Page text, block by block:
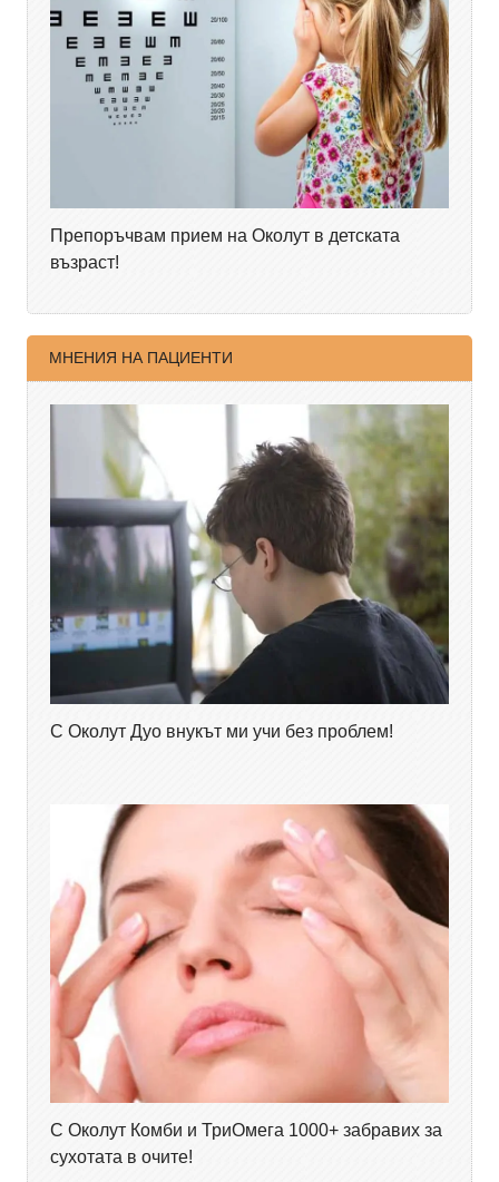
Препоръчвам прием на Околут в детската
възраст!
МНЕНИЯ НА ПАЦИЕНТИ
С Околут Дуо внукът ми учи без проблем!
С Околут Комби и ТриОмега 1000+ забравих за
сухотата в очите!